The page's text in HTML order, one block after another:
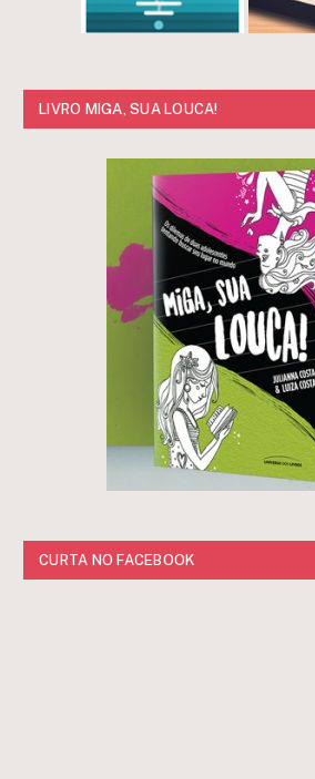
LIVRO MIGA, SUA LOUCA!
CURTA NO FACEBOOK